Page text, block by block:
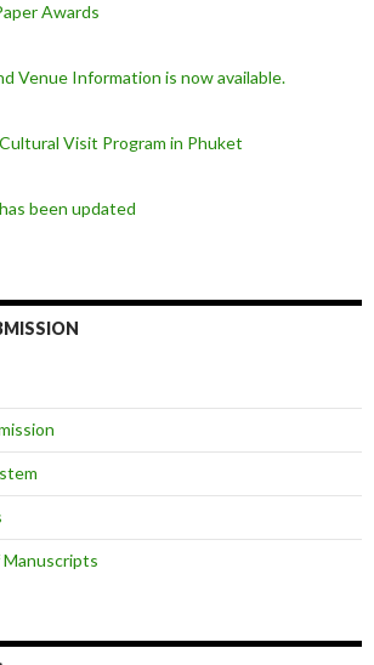
Awards
Venue Information is now available.
Visit Program in Phuket
been updated